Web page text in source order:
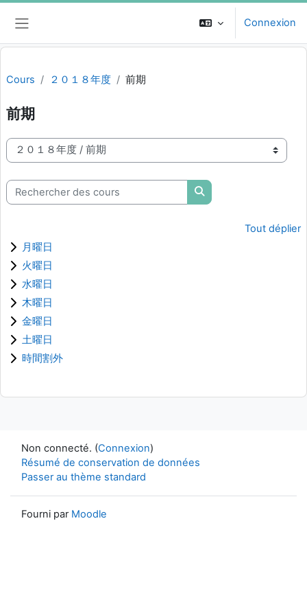
Passer au contenu principal
Connexion
Cours ２０１８年度 前期
前期
Catégories de cours
Rechercher des cours
Rechercher des cours
Tout déplier
月曜日
火曜日
水曜日
木曜日
金曜日
土曜日
時間割外
Non connecté. (Connexion)
Résumé de conservation de données
Passer au thème standard
Fourni par Moodle